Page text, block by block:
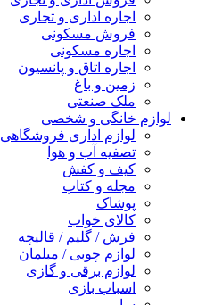
اجاره اداری و تجاری
فروش مسکونی
اجاره مسکونی
اجاره اتاق و پانسیون
زمین و باغ
ملک صنعتی
لوازم خانگی و شخصی
لوازم اداری فروشگاهی
تصفیه آب و هوا
کیف و کفش
مجله و کتاب
پوشاک
کالای خواب
فرش / گلیم / قالیچه
لوازم چوبی / مبلمان
لوازم برقی و گازی
اسباب بازی